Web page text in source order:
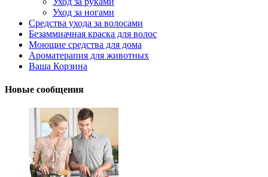
Уход за ногами
Средства ухода за волосами
Безаммиачная краска для волос
Моющие средства для дома
Ароматерапия для животных
Ваша Корзина
Новые сообщения